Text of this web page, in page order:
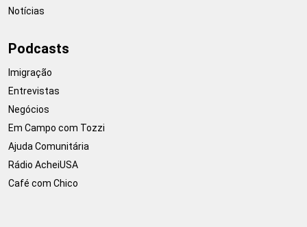
Notícias
Podcasts
Imigração
Entrevistas
Negócios
Em Campo com Tozzi
Ajuda Comunitária
Rádio AcheiUSA
Café com Chico